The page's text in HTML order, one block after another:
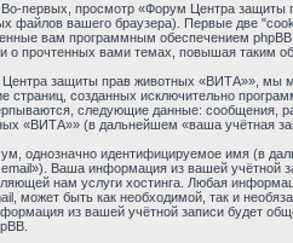
первых, просмотр «Форум Центра
файлов вашего браузера). Первые две
вам программным обеспечением
о прочтенных вами темах, повышая таким
защиты прав животных «ВИТА»», мы
страниц, созданных исключительно
следующие данные: сообщения,
«ВИТА»» (в дальнейшем «ваша учётная
однозначно идентифицируемое имя (в
Ваша информация из вашей
нам услуги хостинга. Любая
может быть как необходимой, так и
из вашей учётной записи будет